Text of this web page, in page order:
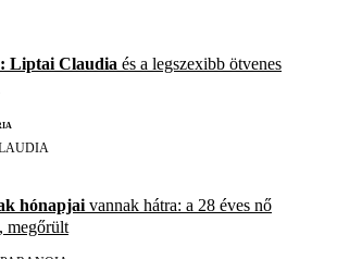
Liptai Claudia és a legszexibb ötvenes
hónapjai vannak hátra: a 28 éves nő
megőrült